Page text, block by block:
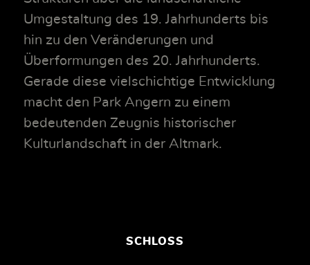
Umgestaltung des 19. Jahrhunderts bis
hin zu den Veränderungen und
Überformungen des 20. Jahrhunderts.
Gerade diese vielschichtige Entwicklung
macht den Park Angern zu einem
bedeutenden Zeugnis historischer
Kulturlandschaft in der Altmark.
SCHLOSS